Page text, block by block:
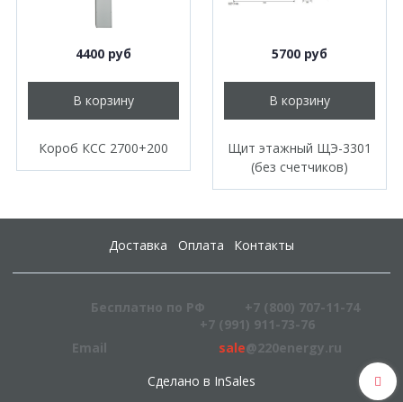
4400 руб
В корзину
Короб КСС 2700+200
5700 руб
В корзину
Щит этажный ЩЭ-3301
(без счетчиков)
Доставка Оплата Контакты
Бесплатно по РФ
+7 (800) 707-11-74
+7 (991) 911-73-76
Email
sale@220energy.ru
Сделано в InSales